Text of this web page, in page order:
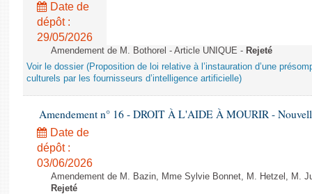
Date de
dépôt :
29/05/2026
Amendement de M. Bothorel - Article UNIQUE - Rejeté
Voir le dossier (Proposition de loi relative à l’instauration d’une
culturels par les fournisseurs d’intelligence artificielle)
Amendement n° 16 - DROIT À L'AIDE À MOURIR -
Date de
dépôt :
03/06/2026
Amendement de M. Bazin, Mme Sylvie Bonnet, M. Hetzel, M.
Rejeté